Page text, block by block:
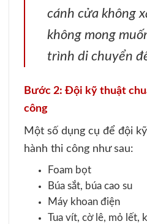
cánh cửa không
không mong
trình di chuyển
Bước 2: Đội kỹ thuật
công
Một số dụng cụ để đội
hành thi công như sau:
Foam bọt
Búa sắt, búa cao su
Máy khoan điện
Tua vít, cờ lê, mỏ lết,